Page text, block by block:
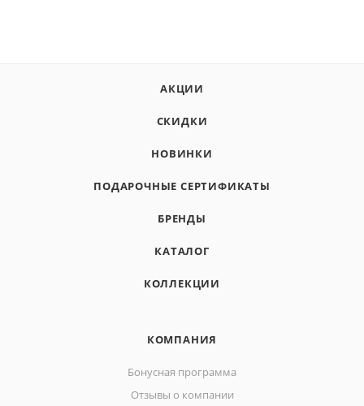
АКЦИИ
СКИДКИ
НОВИНКИ
ПОДАРОЧНЫЕ СЕРТИФИКАТЫ
БРЕНДЫ
КАТАЛОГ
КОЛЛЕКЦИИ
КОМПАНИЯ
Бонусная программа
Отзывы о компании